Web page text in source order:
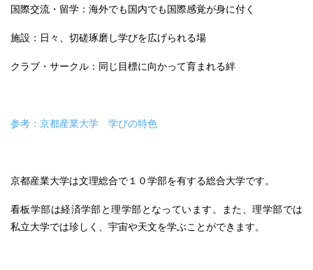
国際交流・留学：海外でも国内でも国際感覚が身に付く
施設：日々、切磋琢磨し学びを広げられる場
クラブ・サークル：同じ目標に向かって育まれる絆
参考：京都産業大学 学びの特色
京都産業大学は文理総合で１０学部を有する総合大学です。
看板学部は経済学部と理学部となっています。また、理学部では
私立大学では珍しく、宇宙や天文を学ぶことができます。